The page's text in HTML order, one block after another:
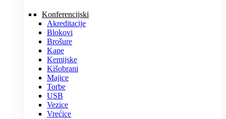
Konferencijski
Akreditacije
Blokovi
Brošure
Kape
Kemijske
Kišobrani
Majice
Torbe
USB
Vezice
Vrećice